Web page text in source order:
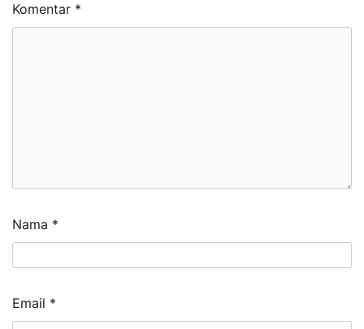
Komentar *
Nama *
Email *